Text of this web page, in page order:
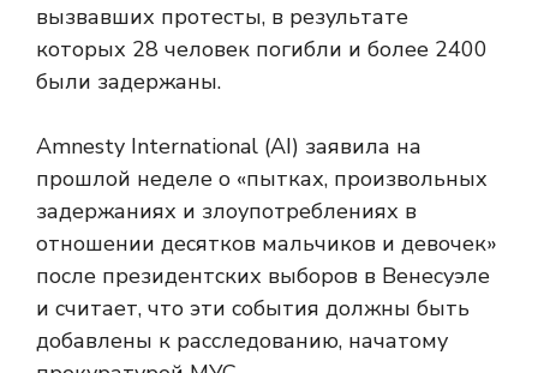
вызвавших протесты, в результате
которых 28 человек погибли и более 2400
были задержаны.
Amnesty International (AI) заявила на
прошлой неделе о «пытках, произвольных
задержаниях и злоупотреблениях в
отношении десятков мальчиков и девочек»
после президентских выборов в Венесуэле
и считает, что эти события должны быть
добавлены к расследованию, начатому